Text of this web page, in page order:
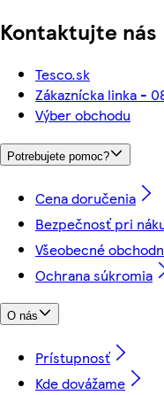
Kontaktujte nás
Tesco.sk
Zákaznícka linka -
Výber obchodu
Potrebujete pomoc?
Cena doručenia
Bezpečnosť pri
Všeobecné
Ochrana súkromia
O nás
Prístupnosť
Kde dovážame